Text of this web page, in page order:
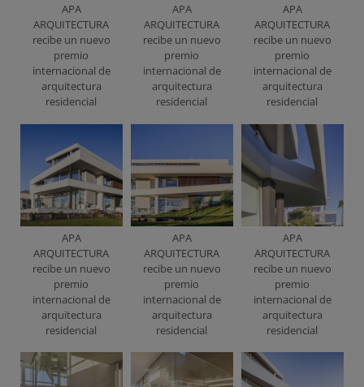
APA
ARQUITECTURA
recibe un nuevo
premio
internacional de
arquitectura
residencial
APA
ARQUITECTURA
recibe un nuevo
premio
internacional de
arquitectura
residencial
APA
ARQUITECTURA
recibe un nuevo
premio
internacional de
arquitectura
residencial
APA
ARQUITECTURA
recibe un nuevo
premio
internacional de
arquitectura
residencial
APA
ARQUITECTURA
recibe un nuevo
premio
internacional de
arquitectura
residencial
APA
ARQUITECTURA
recibe un nuevo
premio
internacional de
arquitectura
residencial